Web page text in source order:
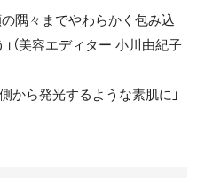
の隅々までやわらかく包み込
（美容エディター 小川由紀子
から発光するような素肌に」